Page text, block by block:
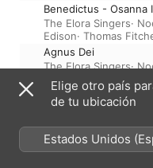
Benedictus - Osanna
The Elora Singers·
Edison· Thomas
Agnus Dei
The Elora Singers·
Edison
Thomas
1 de noviembre de 2010
5 piezas, 20 minutos
℗ 2010 Naxos
Elige otro país
de tu ubicación
Estados Unidos
México)